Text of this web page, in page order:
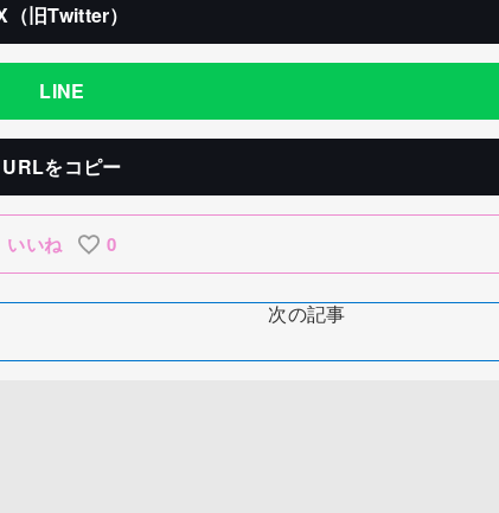
（旧Twitter）
LINE
URLをコピー
いいね 0
次の記事